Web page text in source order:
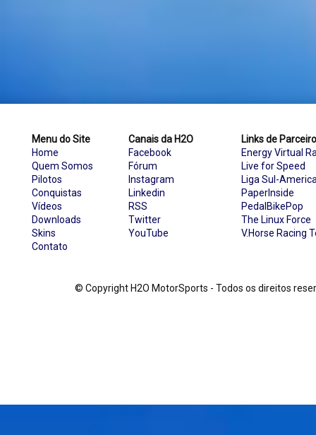
Menu do Site
Home
Quem Somos
Pilotos
Conquistas
Vídeos
Downloads
Skins
Contato
Canais da H2O
Facebook
Fórum
Instagram
Linkedin
RSS
Twitter
YouTube
Links de
Energy Virtual
Live for Speed
Liga Sul-
PaperInside
PedalBikePop
The Linux Force
V.Horse Racing
© Copyright H2O MotorSports - Todos os direitos